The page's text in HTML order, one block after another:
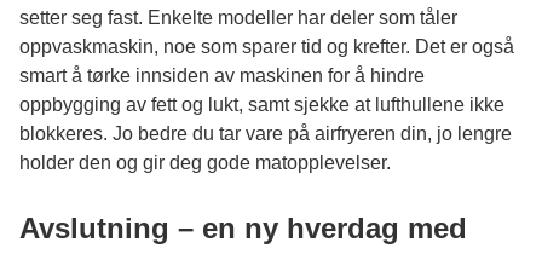
setter seg fast. Enkelte modeller har deler som tåler
oppvaskmaskin, noe som sparer tid og krefter. Det er også
smart å tørke innsiden av maskinen for å hindre
oppbygging av fett og lukt, samt sjekke at lufthullene ikke
blokkeres. Jo bedre du tar vare på airfryeren din, jo lengre
holder den og gir deg gode matopplevelser.
Avslutning – en ny hverdag med